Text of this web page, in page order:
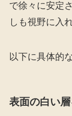
で徐々に安定
しも視野に入
以下に具体的
表面の白い